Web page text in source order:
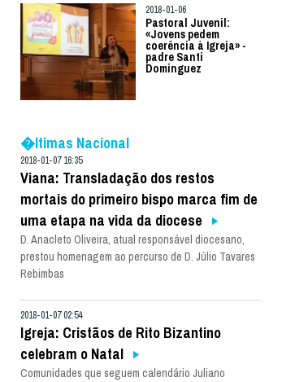
2018-01-06
Pastoral Juvenil:
«Jovens pedem
coerência à Igreja» -
padre Santi
Dominguez
�ltimas Nacional
2018-01-07 16:35
Viana: Transladação dos restos
mortais do primeiro bispo marca fim de
uma etapa na vida da diocese
D. Anacleto Oliveira, atual responsável diocesano,
prestou homenagem ao percurso de D. Júlio Tavares
Rebimbas
2018-01-07 02:54
Igreja: Cristãos de Rito Bizantino
celebram o Natal
Comunidades que seguem calendário Juliano